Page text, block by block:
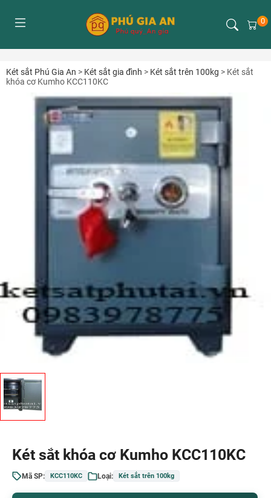
0
Két sắt Phú Gia An > Két sắt gia đình > Két sắt trên 100kg > Két sắt
khóa cơ Kumho KCC110KC
Két sắt khóa cơ Kumho KCC110KC
Mã SP: KCC110KC Loại: Két sắt trên 100kg